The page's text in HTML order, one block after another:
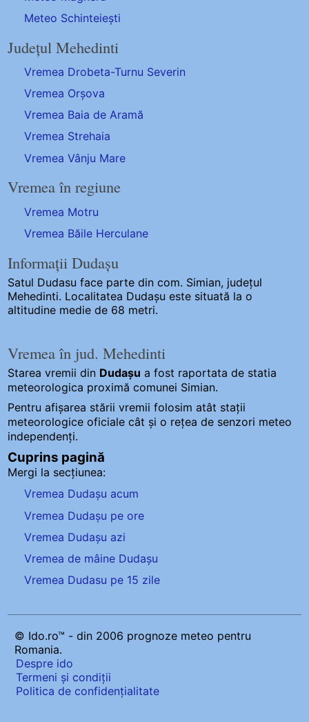
Meteo Schinteiești
Județul Mehedinti
Vremea Drobeta-Turnu Severin
Vremea Orșova
Vremea Baia de Aramă
Vremea Strehaia
Vremea Vânju Mare
Vremea în regiune
Vremea Motru
Vremea Băile Herculane
Informații Dudașu
Satul Dudasu face parte din com. Simian, județul
Mehedinti. Localitatea Dudașu este situată la o
altitudine medie de 68 metri.
Vremea în jud. Mehedinti
Starea vremii din Dudașu a fost raportata de statia
meteorologica proximă comunei Simian.
Pentru afișarea stării vremii folosim atât stații
meteorologice oficiale cât și o rețea de senzori meteo
independenți.
Cuprins pagină
Mergi la secțiunea:
Vremea Dudașu acum
Vremea Dudașu pe ore
Vremea Dudașu azi
Vremea de mâine Dudașu
Vremea Dudasu pe 15 zile
© Ido.ro™ - din 2006 prognoze meteo pentru
Romania.
Despre ido
Termeni și condiții
Politica de confidențialitate